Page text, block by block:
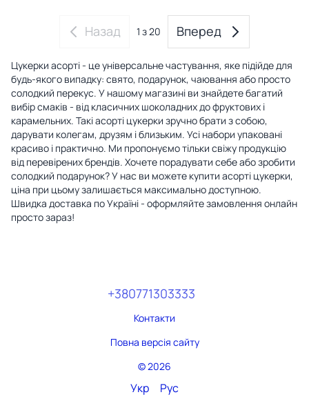
Назад 1 з 20 Вперед
Цукерки асорті - це універсальне частування, яке підійде для
будь-якого випадку: свято, подарунок, чаювання або просто
солодкий перекус. У нашому магазині ви знайдете багатий
вибір смаків - від класичних шоколадних до фруктових і
карамельних. Такі асорті цукерки зручно брати з собою,
дарувати колегам, друзям і близьким. Усі набори упаковані
красиво і практично. Ми пропонуємо тільки свіжу продукцію
від перевірених брендів. Хочете порадувати себе або зробити
солодкий подарунок? У нас ви можете купити асорті цукерки,
ціна при цьому залишається максимально доступною.
Швидка доставка по Україні - оформляйте замовлення онлайн
просто зараз!
+380771303333
Контакти
Повна версія сайту
© 2026
Укр Рус